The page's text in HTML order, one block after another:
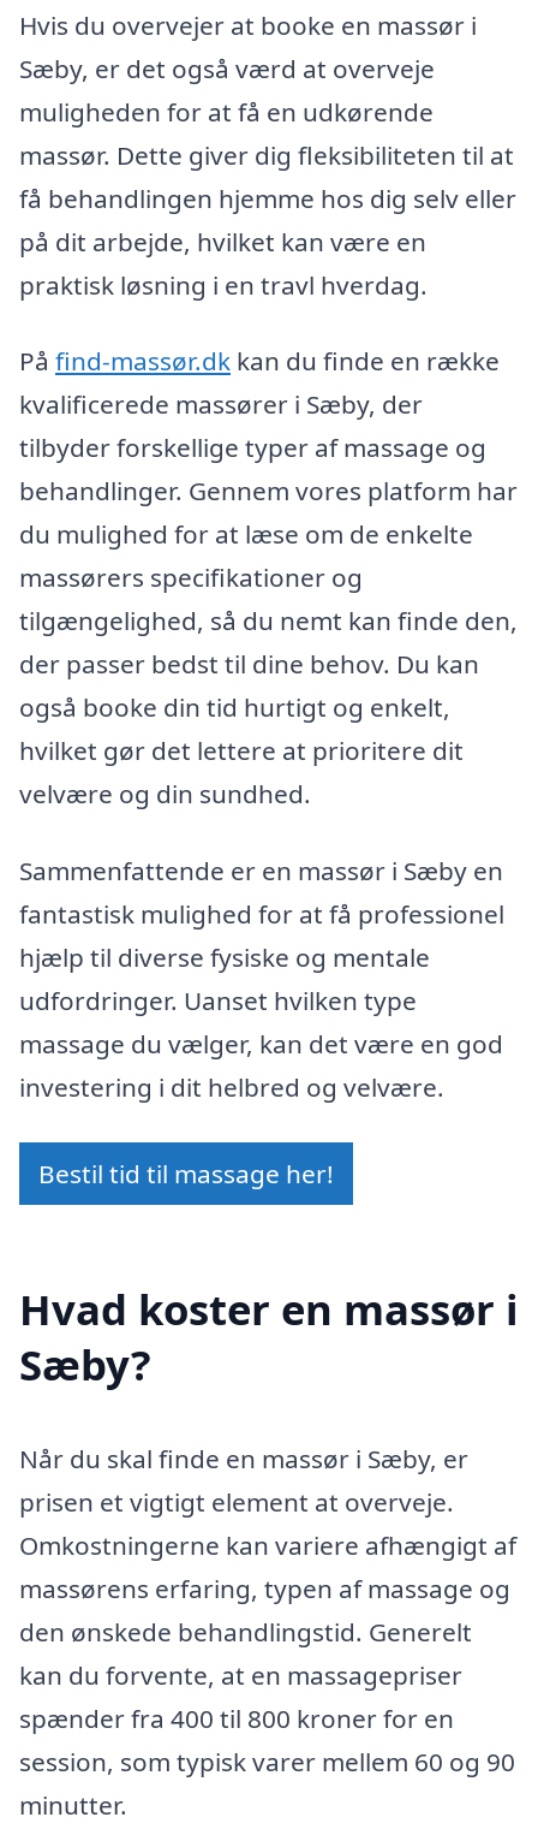
Hvis du overvejer at booke en massør i
Sæby, er det også værd at overveje
muligheden for at få en udkørende
massør. Dette giver dig fleksibiliteten til at
få behandlingen hjemme hos dig selv eller
på dit arbejde, hvilket kan være en
praktisk løsning i en travl hverdag.
På find-massør.dk kan du finde en række
kvalificerede massører i Sæby, der
tilbyder forskellige typer af massage og
behandlinger. Gennem vores platform har
du mulighed for at læse om de enkelte
massørers specifikationer og
tilgængelighed, så du nemt kan finde den,
der passer bedst til dine behov. Du kan
også booke din tid hurtigt og enkelt,
hvilket gør det lettere at prioritere dit
velvære og din sundhed.
Sammenfattende er en massør i Sæby en
fantastisk mulighed for at få professionel
hjælp til diverse fysiske og mentale
udfordringer. Uanset hvilken type
massage du vælger, kan det være en god
investering i dit helbred og velvære.
Bestil tid til massage her!
Hvad koster en massør i
Sæby?
Når du skal finde en massør i Sæby, er
prisen et vigtigt element at overveje.
Omkostningerne kan variere afhængigt af
massørens erfaring, typen af massage og
den ønskede behandlingstid. Generelt
kan du forvente, at en massagepriser
spænder fra 400 til 800 kroner for en
session, som typisk varer mellem 60 og 90
minutter.